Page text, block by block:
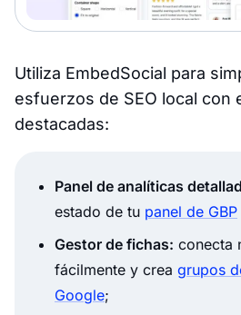
Utiliza EmbedSocial para
esfuerzos de SEO local con
destacadas:
Panel de analíticas
estado de tu panel de GBP
Gestor de fichas: conecta
fácilmente y crea grupos
Google;